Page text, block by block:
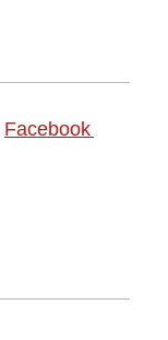
Facebook